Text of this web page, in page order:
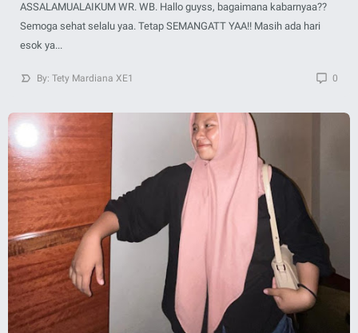
ASSALAMUALAIKUM WR. WB. Hallo guyss, bagaimana kabarnyaa??
Semoga sehat selalu yaa. Tetap SEMANGATT YAA!! Masih ada hari
esok ya...
By: Tety Mardiana XE1 0